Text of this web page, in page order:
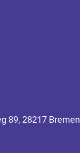
89, 28217 Bremen